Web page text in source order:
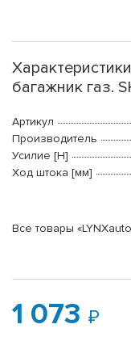
багажник газ.
Артикул
Производитель
Усилие [Н]
Ход штока [мм]
Все товары
1 073